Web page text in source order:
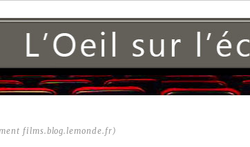
films.blog.lemonde.fr)